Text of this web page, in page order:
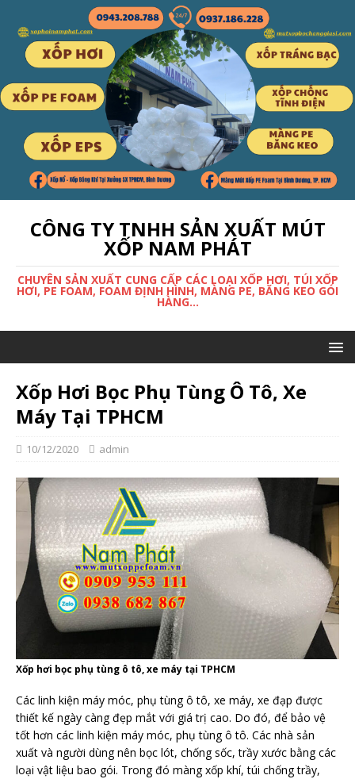
CÔNG TY TNHH SẢN XUẤT MÚT
XỐP NAM PHÁT
CHUYÊN SẢN XUẤT CUNG CẤP CÁC LOẠI XỐP HƠI, TÚI XỐP
HƠI, PE FOAM, FOAM ĐỊNH HÌNH, MÀNG PE, BĂNG KEO GÓI
HÀNG...
Xốp Hơi Bọc Phụ Tùng Ô Tô, Xe
Máy Tại TPHCM
10/12/2020 admin
Xốp hơi bọc phụ tùng ô tô, xe máy tại TPHCM
Các linh kiện máy móc, phụ tùng ô tô, xe máy, xe đạp được
thiết kế ngày càng đẹp mắt với giá trị cao. Do đó, để bảo vệ
tốt hơn các linh kiện máy móc, phụ tùng ô tô. Các nhà sản
xuất và người dùng nên bọc lót, chống sốc, trầy xước bằng các
loại vật liệu bao gói. Trong đó màng xốp khí, túi chống trầy,